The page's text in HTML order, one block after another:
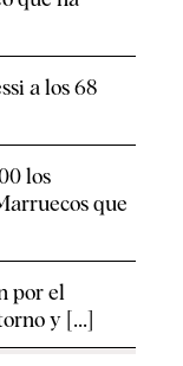
a los 68
los
que
por el
y [...]